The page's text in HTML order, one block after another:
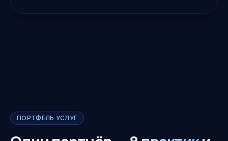
ПОРТФЕЛЬ УСЛУГ